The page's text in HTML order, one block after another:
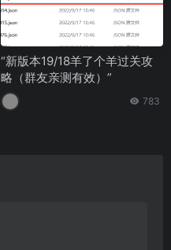
“新版本19/18羊了个羊过关攻
略（群友亲测有效）”
783